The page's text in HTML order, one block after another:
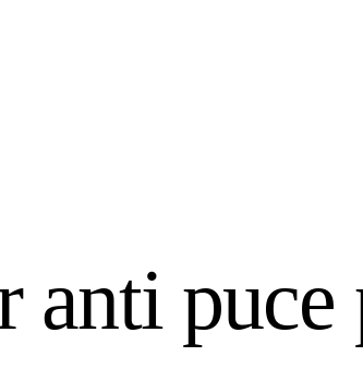
anti puce